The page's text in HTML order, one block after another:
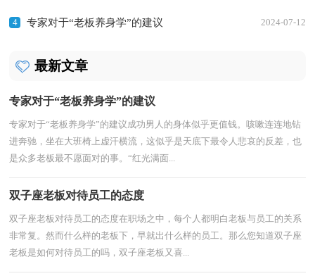
4 专家对于“老板养身学”的建议 2024-07-12
最新文章
专家对于“老板养身学”的建议
专家对于“老板养身学”的建议成功男人的身体似乎更值钱。咳嗽连连地钻
进奔驰，坐在大班椅上虚汗横流，这似乎是天底下最令人悲哀的反差，也
是众多老板最不愿面对的事。“红光满面...
双子座老板对待员工的态度
双子座老板对待员工的态度在职场之中，每个人都明白老板与员工的关系
非常复。然而什么样的老板下，早就出什么样的员工。那么您知道双子座
老板是如何对待员工的吗，双子座老板又喜...